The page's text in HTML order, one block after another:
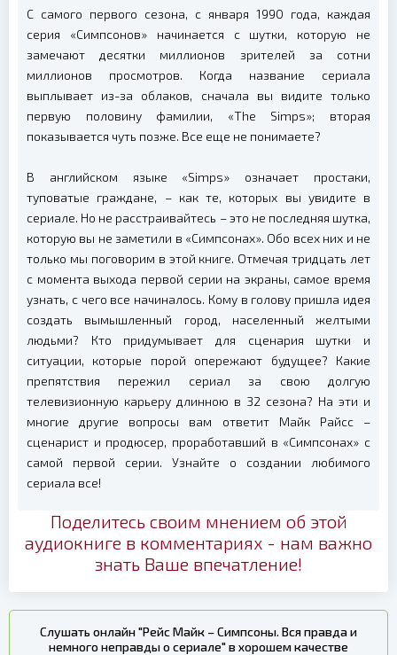
С самого первого сезона, с января 1990 года, каждая
серия «Симпсонов» начинается с шутки, которую не
замечают десятки миллионов зрителей за сотни
миллионов просмотров. Когда название сериала
выплывает из-за облаков, сначала вы видите только
первую половину фамилии, «The Simps»; вторая
показывается чуть позже. Все еще не понимаете?
В английском языке «Simps» означает простаки,
туповатые граждане, – как те, которых вы увидите в
сериале. Но не расстраивайтесь – это не последняя шутка,
которую вы не заметили в «Симпсонах». Обо всех них и не
только мы поговорим в этой книге. Отмечая тридцать лет
с момента выхода первой серии на экраны, самое время
узнать, с чего все начиналось. Кому в голову пришла идея
создать вымышленный город, населенный желтыми
людьми? Кто придумывает для сценария шутки и
ситуации, которые порой опережают будущее? Какие
препятствия пережил сериал за свою долгую
телевизионную карьеру длинною в 32 сезона? На эти и
многие другие вопросы вам ответит Майк Райсс –
сценарист и продюсер, проработавший в «Симпсонах» с
самой первой серии. Узнайте о создании любимого
сериала все!
Поделитесь своим мнением об этой
аудиокниге в комментариях - нам важно
знать Ваше впечатление!
Слушать онлайн "Рейс Майк – Симпсоны. Вся правда и
немного неправды о сериале" в хорошем качестве